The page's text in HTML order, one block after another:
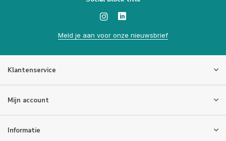
Meld je aan voor onze nieuwsbrief
Klantenservice
Mijn account
Informatie